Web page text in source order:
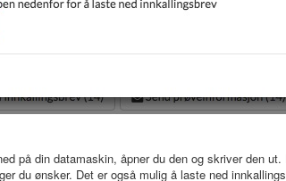
på din datamaskin, åpner du den og skriver den
du ønsker. Det er også mulig å laste ned